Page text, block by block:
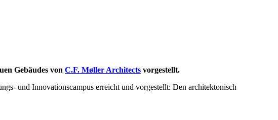
Gebäudes von C.F. Møller Architects vorgestellt.
und Innovationscampus erreicht und vorgestellt: Den architektonisch